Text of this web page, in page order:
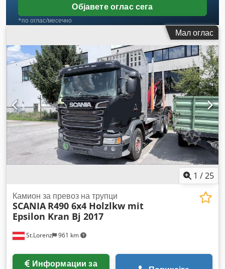
Објавете оглас сега
*по оглас/месечно
Мал оглас
1 /25
St.Lorenz 961 km
Камион за превоз на трупци
SCANIA R490 6x4 Holzlkw mit
Epsilon Kran Bj 2017